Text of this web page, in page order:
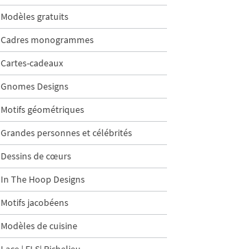
Chevreau au nœud rouge
– broderie machine, 4
tailles
Sapin de Noël en sac
Modèles gratuits
Cadres monogrammes
Cartes-cadeaux
Gnomes Designs
Motifs géométriques
Grandes personnes et célébrités
Dessins de cœurs
In The Hoop Designs
Motifs jacobéens
Modèles de cuisine